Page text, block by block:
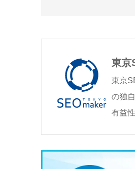
東京
東京
の独
有益